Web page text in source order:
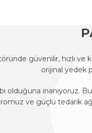
güvenilir, hızlı
orijinal yedek
olduğuna inanıyoruz.
ve güçlü tedarik
güvenilir, hızlı